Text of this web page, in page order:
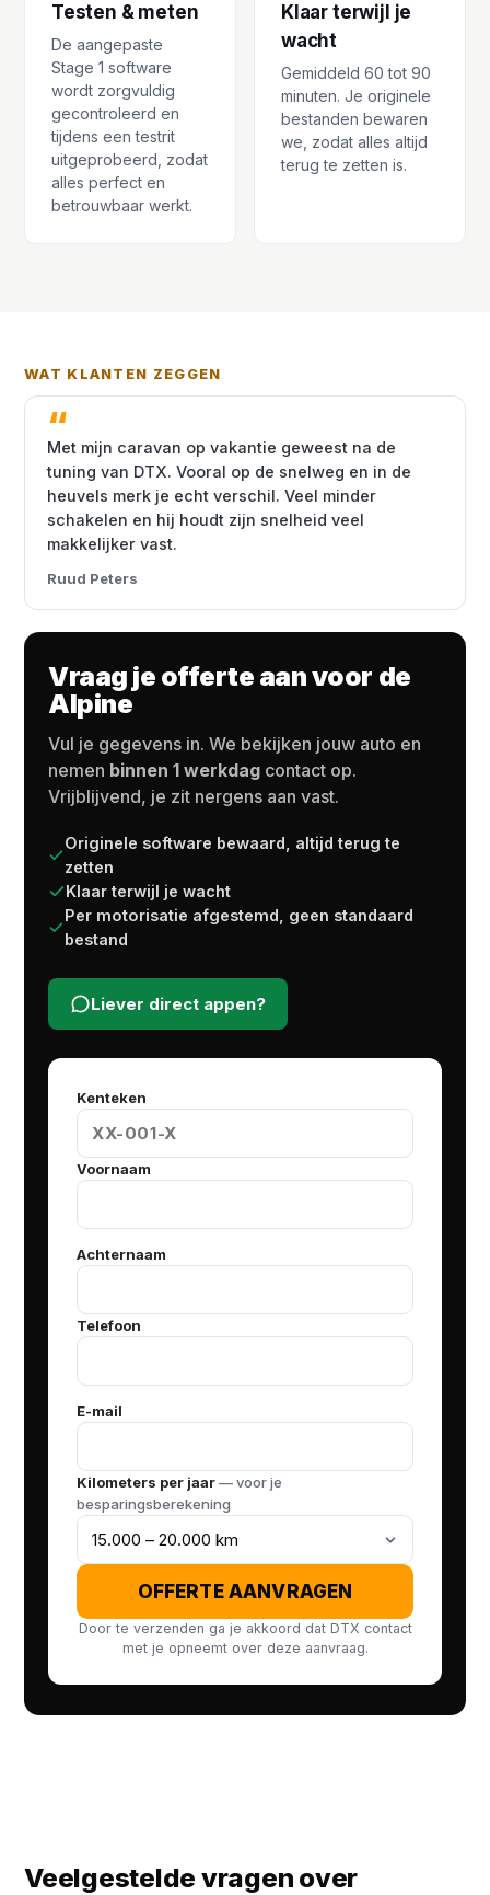
Testen & meten
De aangepaste
Stage 1 software
wordt zorgvuldig
gecontroleerd en
tijdens een testrit
uitgeprobeerd, zodat
alles perfect en
betrouwbaar werkt.
Klaar terwijl je
wacht
Gemiddeld 60 tot 90
minuten. Je originele
bestanden bewaren
we, zodat alles altijd
terug te zetten is.
WAT KLANTEN ZEGGEN
Met mijn caravan op vakantie geweest na de
tuning van DTX. Vooral op de snelweg en in de
heuvels merk je echt verschil. Veel minder
schakelen en hij houdt zijn snelheid veel
makkelijker vast.
Ruud Peters
Vraag je offerte aan voor de
Alpine
Vul je gegevens in. We bekijken jouw auto en
nemen binnen 1 werkdag contact op.
Vrijblijvend, je zit nergens aan vast.
Originele software bewaard, altijd terug te
zetten
Klaar terwijl je wacht
Per motorisatie afgestemd, geen standaard
bestand
Liever direct appen?
Kenteken
Voornaam
Achternaam
Telefoon
E-mail
Kilometers per jaar— voor je
besparingsberekening
OFFERTE AANVRAGEN
Door te verzenden ga je akkoord dat DTX contact
met je opneemt over deze aanvraag.
Veelgestelde vragen over